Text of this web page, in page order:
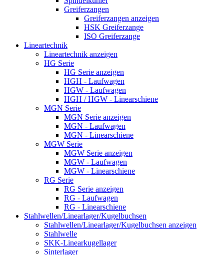
Greiferzangen
Greiferzangen anzeigen
HSK Greiferzange
ISO Greiferzange
Lineartechnik
Lineartechnik anzeigen
HG Serie
HG Serie anzeigen
HGH - Laufwagen
HGW - Laufwagen
HGH / HGW - Linearschiene
MGN Serie
MGN Serie anzeigen
MGN - Laufwagen
MGN - Linearschiene
MGW Serie
MGW Serie anzeigen
MGW - Laufwagen
MGW - Linearschiene
RG Serie
RG Serie anzeigen
RG - Laufwagen
RG - Linearschiene
Stahlwellen/Linearlager/Kugelbuchsen
Stahlwellen/Linearlager/Kugelbuchsen anzeigen
Stahlwelle
SKK-Linearkugellager
Sinterlager